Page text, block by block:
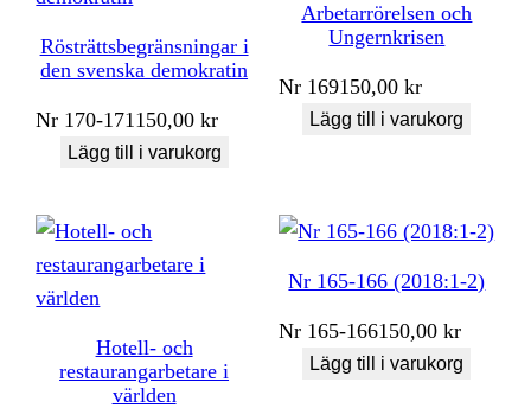
Rösträttsbegränsningar i
den svenska demokratin
Nr 170-171150,00kr
Lägg till i varukorg
Arbetarrörelsen och
Ungernkrisen
Nr 169150,00kr
Lägg till i varukorg
Hotell- och
restaurangarbetare i
världen
Nr 165-166 (2018:1-2)
Nr 165-166150,00kr
Lägg till i varukorg